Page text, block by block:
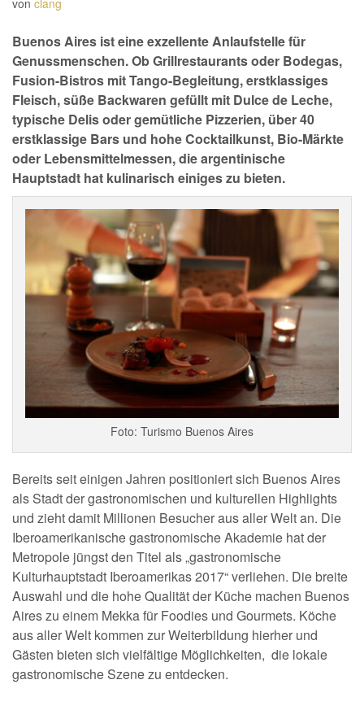
von clang
Buenos Aires ist eine exzellente Anlaufstelle für
Genussmenschen. Ob Grillrestaurants oder Bodegas,
Fusion-Bistros mit Tango-Begleitung, erstklassiges
Fleisch, süße Backwaren gefüllt mit Dulce de Leche,
typische Delis oder gemütliche Pizzerien, über 40
erstklassige Bars und hohe Cocktailkunst, Bio-Märkte
oder Lebensmittelmessen, die argentinische
Hauptstadt hat kulinarisch einiges zu bieten.
Foto: Turismo Buenos Aires
Bereits seit einigen Jahren positioniert sich Buenos Aires
als Stadt der gastronomischen und kulturellen Highlights
und zieht damit Millionen Besucher aus aller Welt an. Die
Iberoamerikanische gastronomische Akademie hat der
Metropole jüngst den Titel als „gastronomische
Kulturhauptstadt Iberoamerikas 2017“ verliehen. Die breite
Auswahl und die hohe Qualität der Küche machen Buenos
Aires zu einem Mekka für Foodies und Gourmets. Köche
aus aller Welt kommen zur Weiterbildung hierher und
Gästen bieten sich vielfältige Möglichkeiten, die lokale
gastronomische Szene zu entdecken.